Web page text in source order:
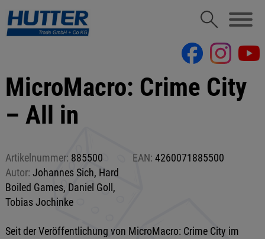
MicroMacro: Crime City
– All in
Artikelnummer: 885500 EAN: 4260071885500
Autor: Johannes Sich, Hard
Boiled Games, Daniel Goll,
Tobias Jochinke
Seit der Veröffentlichung von MicroMacro: Crime City im